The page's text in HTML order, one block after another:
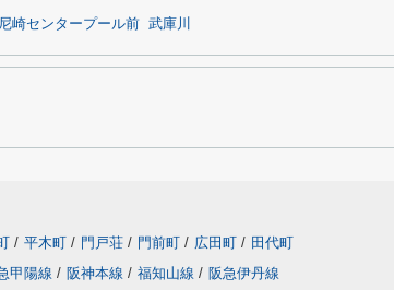
尼崎センタープール前 武庫川
/ 平木町 / 門戸荘 / 門前町 / 広田町 / 田代町
甲陽線 / 阪神本線 / 福知山線 / 阪急伊丹線